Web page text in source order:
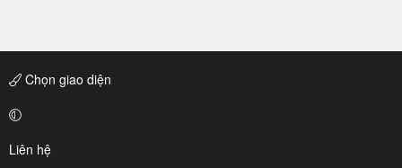
Chọn giao diện
Liên hệ